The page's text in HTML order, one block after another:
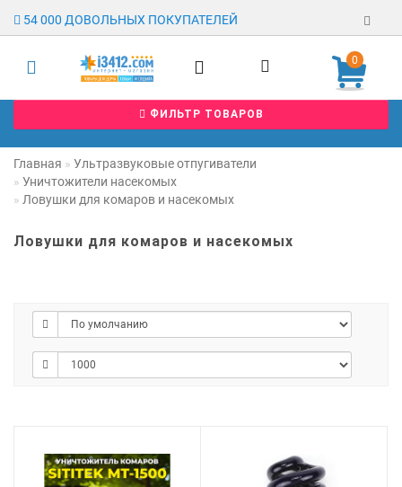
54 000 ДОВОЛЬНЫХ ПОКУПАТЕЛЕЙ
Регистрация
Заявка на
закладки
0
ФИЛЬТР ТОВАРОВ
Главная
Ультразвуковые отпугиватели
Уничтожители насекомых
Ловушки для комаров и насекомых
Ловушки для комаров и насекомых